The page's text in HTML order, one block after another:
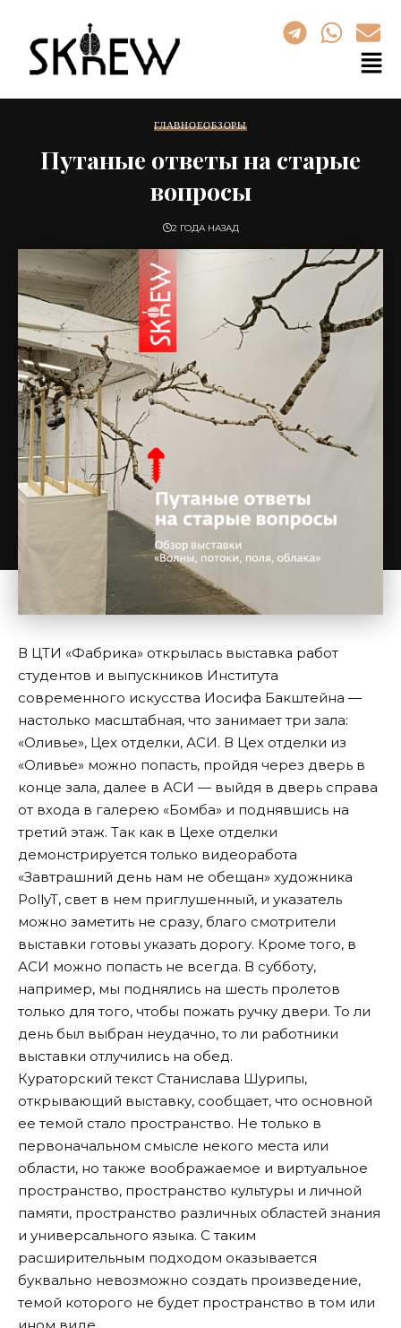
ГЛАВНОЕОБЗОРЫ
Путаные ответы на старые
вопросы
2 ГОДА НАЗАД
В ЦТИ «Фабрика» открылась выставка работ
студентов и выпускников Института
современного искусства Иосифа Бакштейна —
настолько масштабная, что занимает три зала:
«Оливье», Цех отделки, АСИ. В Цех отделки из
«Оливье» можно попасть, пройдя через дверь в
конце зала, далее в АСИ — выйдя в дверь справа
от входа в галерею «Бомба» и поднявшись на
третий этаж. Так как в Цехе отделки
демонстрируется только видеоработа
«Завтрашний день нам не обещан» художника
PollyT, свет в нем приглушенный, и указатель
можно заметить не сразу, благо смотрители
выставки готовы указать дорогу. Кроме того, в
АСИ можно попасть не всегда. В субботу,
например, мы поднялись на шесть пролетов
только для того, чтобы пожать ручку двери. То ли
день был выбран неудачно, то ли работники
выставки отлучились на обед.
Кураторский текст Станислава Шурипы,
открывающий выставку, сообщает, что основной
ее темой стало пространство. Не только в
первоначальном смысле некого места или
области, но также воображаемое и виртуальное
пространство, пространство культуры и личной
памяти, пространство различных областей знания
и универсального языка. С таким
расширительным подходом оказывается
буквально невозможно создать произведение,
темой которого не будет пространство в том или
ином виде.